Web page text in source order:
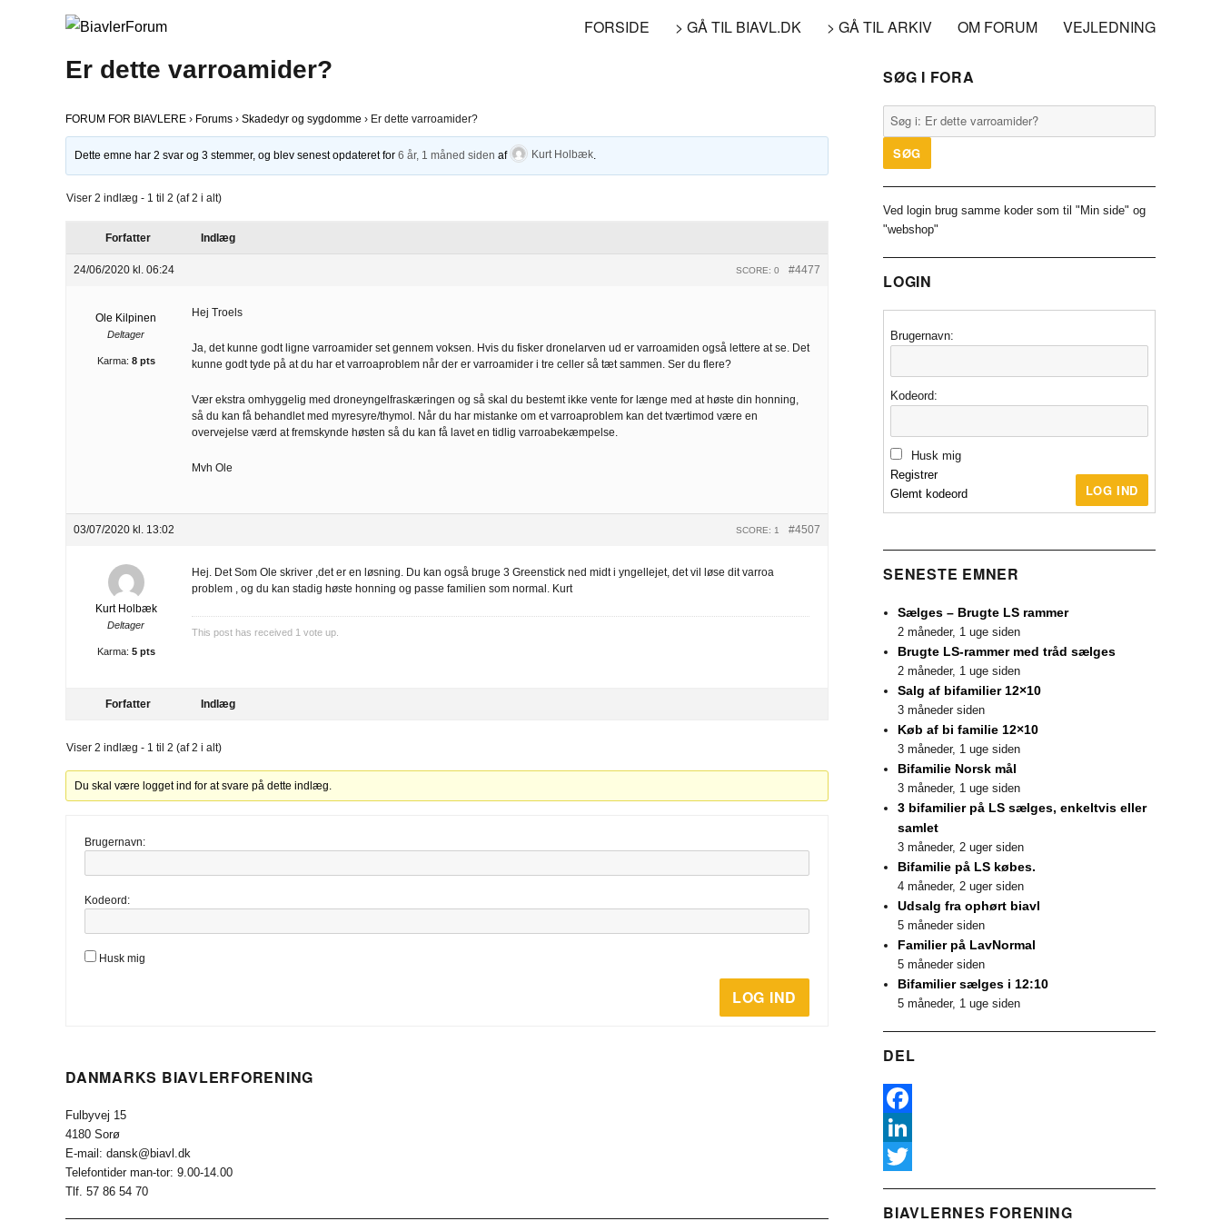
FORSIDE > GÅ TIL BIAVL.DK > GÅ TIL ARKIV OM FORUM VEJLEDNING
Er dette varroamider?
FORUM FOR BIAVLERE › Forums › Skadedyr og sygdomme › Er dette varroamider?
Dette emne har 2 svar og 3 stemmer, og blev senest opdateret for6 år, 1 måned siden af Kurt Holbæk
Viser 2 indlæg - 1 til 2 (af 2 i alt)
Forfatter Indlæg
24/06/2020 kl. 06:24 #4477
SCORE: 0
Ole Kilpinen
Deltager
Karma: 8 pts
Hej Troels
Ja, det kunne godt ligne varroamider set gennem voksen. Hvis du fisker dronelarven ud er varroamiden også lettere at se. Det
kunne godt tyde på at du har et varroaproblem når der er varroamider i tre celler så tæt sammen. Ser du flere?
Vær ekstra omhyggelig med droneyngelfraskæringen og så skal du bestemt ikke vente for længe med at høste din honning,
så du kan få behandlet med myresyre/thymol. Når du har mistanke om et varroaproblem kan det tværtimod være en
overvejelse værd at fremskynde høsten så du kan få lavet en tidlig varroabekæmpelse.
Mvh Ole
03/07/2020 kl. 13:02 #4507
SCORE: 1
Kurt Holbæk
Deltager
Karma: 5 pts
Hej. Det Som Ole skriver ,det er en løsning. Du kan også bruge 3 Greenstick ned midt i yngellejet, det vil løse dit varroa
problem , og du kan stadig høste honning og passe familien som normal. Kurt
This post has received 1 vote up.
Forfatter Indlæg
Viser 2 indlæg - 1 til 2 (af 2 i alt)
Du skal være logget ind for at svare på dette indlæg.
Brugernavn:
Kodeord:
Husk mig
LOG IND
DANMARKS BIAVLERFORENING
Fulbyvej 15
4180 Sorø
E-mail: dansk@biavl.dk
Telefontider man-tor: 9.00-14.00
Tlf. 57 86 54 70
SØG I FORA
Ved login brug samme koder som til "Min side" og
"webshop"
LOGIN
Brugernavn:
Kodeord:
Husk mig
LOG IND
Registrer
Glemt kodeord
SENESTE EMNER
Sælges – Brugte LS rammer
2 måneder, 1 uge siden
Brugte LS-rammer med tråd sælges
2 måneder, 1 uge siden
Salg af bifamilier 12×10
3 måneder siden
Køb af bi familie 12×10
3 måneder, 1 uge siden
Bifamilie Norsk mål
3 måneder, 1 uge siden
3 bifamilier på LS sælges, enkeltvis eller
samlet
3 måneder, 2 uger siden
Bifamilie på LS købes.
4 måneder, 2 uger siden
Udsalg fra ophørt biavl
5 måneder siden
Familier på LavNormal
5 måneder siden
Bifamilier sælges i 12:10
5 måneder, 1 uge siden
DEL
F
a
e
L
nw
BIAVLERNES FORENING